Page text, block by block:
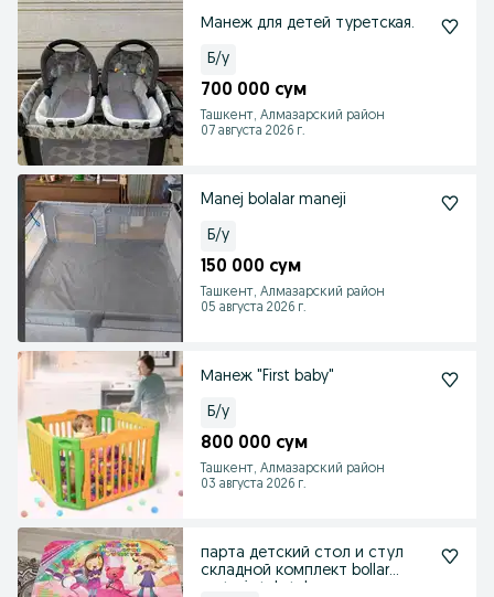
Манеж для детей туретская.
Б/у
700 000 сум
Ташкент, Алмазарский район
07 августа 2026 г.
Manej bolalar maneji
Б/у
150 000 сум
Ташкент, Алмазарский район
05 августа 2026 г.
Манеж "First baby"
Б/у
800 000 сум
Ташкент, Алмазарский район
03 августа 2026 г.
парта детский стол и стул
складной комплект bollar